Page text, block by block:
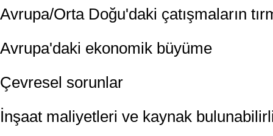
Avrupa/Orta Doğu'daki çatışmaların
Avrupa'daki ekonomik büyüme
Çevresel sorunlar
İnşaat maliyetleri ve kaynak